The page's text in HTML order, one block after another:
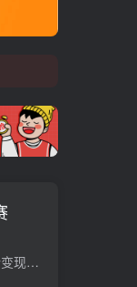
名人语录短视频教学，2026年最新赛道，涨粉变现两不误 注意：教程是以小燕子演示的，不是和珅演示的。可以做和珅语录或者其他语录 声音克隆需要电脑，手机无法操作。大家可以参考学习 课程目录 ...